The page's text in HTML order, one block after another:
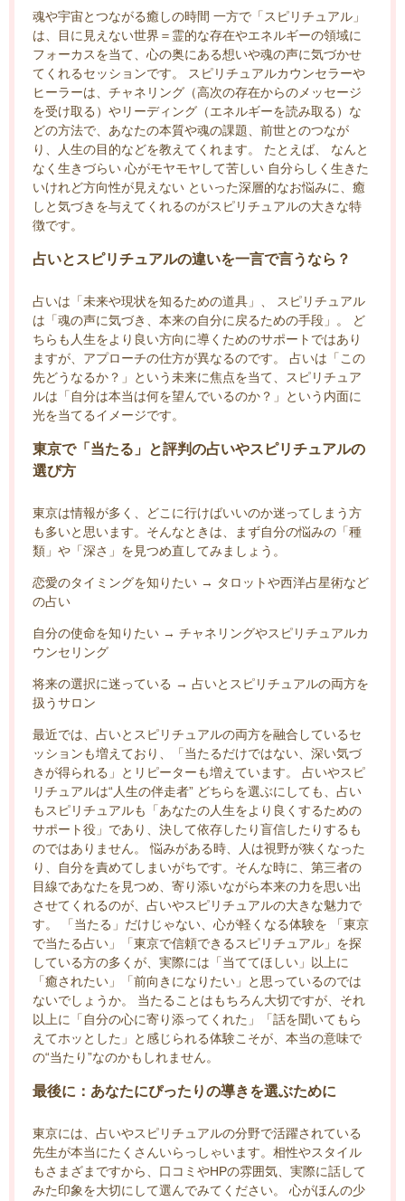
魂や宇宙とつながる癒しの時間 一方で「スピリチュアル」
は、目に見えない世界＝霊的な存在やエネルギーの領域に
フォーカスを当て、心の奥にある想いや魂の声に気づかせ
てくれるセッションです。 スピリチュアルカウンセラーや
ヒーラーは、チャネリング（高次の存在からのメッセージ
を受け取る）やリーディング（エネルギーを読み取る）な
どの方法で、あなたの本質や魂の課題、前世とのつなが
り、人生の目的などを教えてくれます。 たとえば、 なんと
なく生きづらい 心がモヤモヤして苦しい 自分らしく生きた
いけれど方向性が見えない といった深層的なお悩みに、癒
しと気づきを与えてくれるのがスピリチュアルの大きな特
徴です。
占いとスピリチュアルの違いを一言で言うなら？
占いは「未来や現状を知るための道具」、 スピリチュアル
は「魂の声に気づき、本来の自分に戻るための手段」。 ど
ちらも人生をより良い方向に導くためのサポートではあり
ますが、アプローチの仕方が異なるのです。 占いは「この
先どうなるか？」という未来に焦点を当て、スピリチュア
ルは「自分は本当は何を望んでいるのか？」という内面に
光を当てるイメージです。
東京で「当たる」と評判の占いやスピリチュアルの
選び方
東京は情報が多く、どこに行けばいいのか迷ってしまう方
も多いと思います。そんなときは、まず自分の悩みの「種
類」や「深さ」を見つめ直してみましょう。
恋愛のタイミングを知りたい → タロットや西洋占星術など
の占い
自分の使命を知りたい → チャネリングやスピリチュアルカ
ウンセリング
将来の選択に迷っている → 占いとスピリチュアルの両方を
扱うサロン
最近では、占いとスピリチュアルの両方を融合しているセ
ッションも増えており、「当たるだけではない、深い気づ
きが得られる」とリピーターも増えています。 占いやスピ
リチュアルは“人生の伴走者” どちらを選ぶにしても、占い
もスピリチュアルも「あなたの人生をより良くするための
サポート役」であり、決して依存したり盲信したりするも
のではありません。 悩みがある時、人は視野が狭くなった
り、自分を責めてしまいがちです。そんな時に、第三者の
目線であなたを見つめ、寄り添いながら本来の力を思い出
させてくれるのが、占いやスピリチュアルの大きな魅力で
す。 「当たる」だけじゃない、心が軽くなる体験を 「東京
で当たる占い」「東京で信頼できるスピリチュアル」を探
している方の多くが、実際には「当ててほしい」以上に
「癒されたい」「前向きになりたい」と思っているのでは
ないでしょうか。 当たることはもちろん大切ですが、それ
以上に「自分の心に寄り添ってくれた」「話を聞いてもら
えてホッとした」と感じられる体験こそが、本当の意味で
の“当たり”なのかもしれません。
最後に：あなたにぴったりの導きを選ぶために
東京には、占いやスピリチュアルの分野で活躍されている
先生が本当にたくさんいらっしゃいます。相性やスタイル
もさまざまですから、口コミやHPの雰囲気、実際に話して
みた印象を大切にして選んでみてください。 心がほんの少